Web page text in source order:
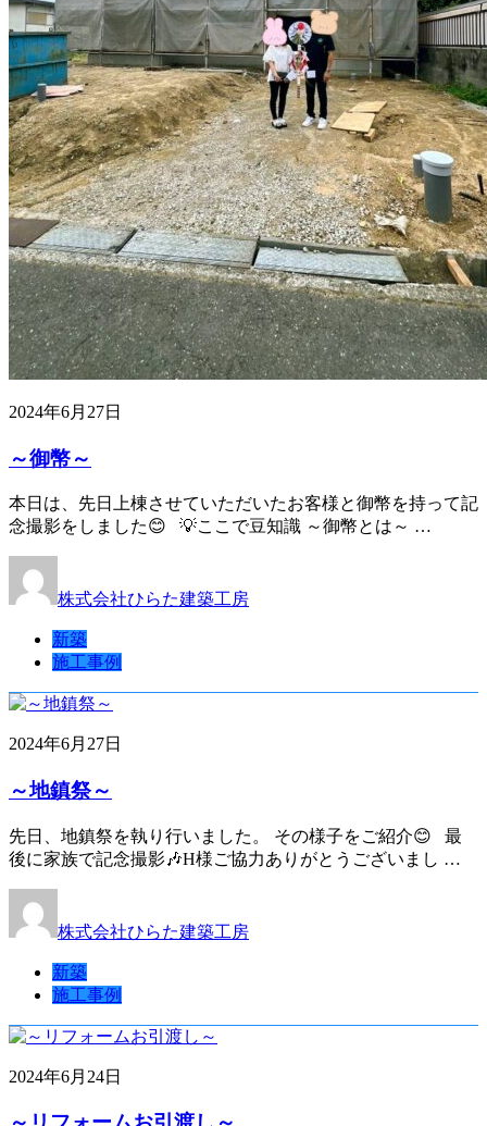
2024年6月27日
～御幣～
本日は、先日上棟させていただいたお客様と御幣を持って記
念撮影をしました😊 💡ここで豆知識 ～御幣とは～ …
株式会社ひらた建築工房
新築
施工事例
2024年6月27日
～地鎮祭～
先日、地鎮祭を執り行いました。 その様子をご紹介😊 最
後に家族で記念撮影🎶H様ご協力ありがとうございまし …
株式会社ひらた建築工房
新築
施工事例
2024年6月24日